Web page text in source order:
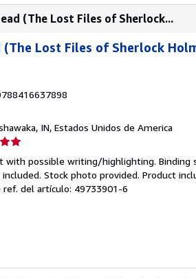
(The Lost Files of Sherlock...
Lost Files of Sherlock
IN, Estados Unidos de America
with possible writing/highlighting.
Stock photo provided. Product
ref. del artículo: 49733901-6